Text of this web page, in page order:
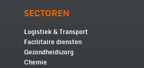
SECTOREN
Logistiek & Transport
Facilitaire diensten
Gezondheidszorg
Chemie